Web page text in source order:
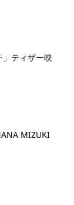
」ティザー映
MIZUKI